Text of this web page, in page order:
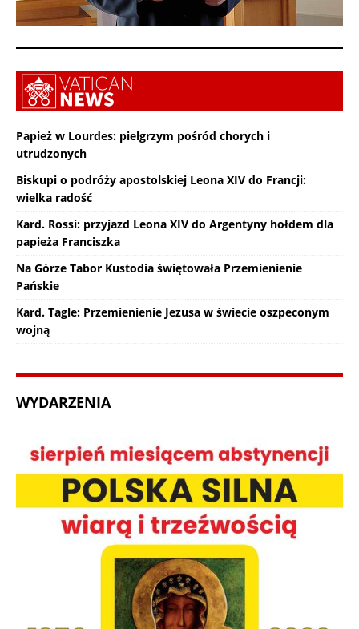
Papież w Lourdes: pielgrzym pośród chorych i
utrudzonych
Biskupi o podróży apostolskiej Leona XIV do Francji:
wielka radość
Kard. Rossi: przyjazd Leona XIV do Argentyny hołdem dla
papieża Franciszka
Na Górze Tabor Kustodia świętowała Przemienienie
Pańskie
Kard. Tagle: Przemienienie Jezusa w świecie oszpeconym
wojną
WYDARZENIA